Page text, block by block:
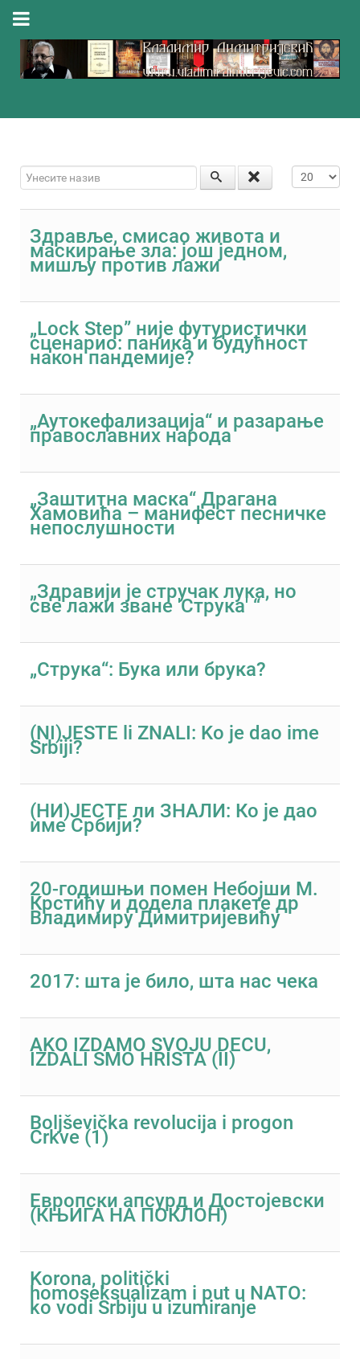
Унесите назив Приказ #
Здравље, смисао живота и
маскирање зла: још једном,
мишљу против лажи
„Lock Step” није футуристички
сценарио: паника и будућност
након пандемије?
„Аутокефализација“ и разарање
православних народа
„Заштитна маска“ Драгана
Хамовића – манифест песничке
непослушности
„Здравији је стручак лука, но
све лажи зване 'Струка' “
„Струка“: Бука или брука?
(NI)JESTE li ZNALI: Ko je dao ime
Srbiji?
(НИ)ЈЕСТЕ ли ЗНАЛИ: Ко је дао
име Србији?
20-годишњи помен Небојши М.
Крстићу и додела плакете др
Владимиру Димитријевићу
2017: шта је било, шта нас чека
AKO IZDAMO SVOJU DECU,
IZDALI SMO HRISTA (II)
Boljševička revolucija i progon
Crkve (1)
Eвропски апсурд и Достојевски
(КЊИГА НА ПОКЛОН)
Korona, politički
homoseksualizam i put u NATO:
ko vodi Srbiju u izumiranje